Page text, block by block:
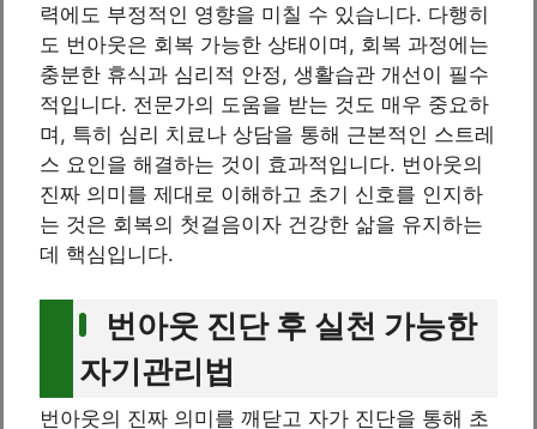
력에도 부정적인 영향을 미칠 수 있습니다. 다행히
도 번아웃은 회복 가능한 상태이며, 회복 과정에는
충분한 휴식과 심리적 안정, 생활습관 개선이 필수
적입니다. 전문가의 도움을 받는 것도 매우 중요하
며, 특히 심리 치료나 상담을 통해 근본적인 스트레
스 요인을 해결하는 것이 효과적입니다. 번아웃의
진짜 의미를 제대로 이해하고 초기 신호를 인지하
는 것은 회복의 첫걸음이자 건강한 삶을 유지하는
데 핵심입니다.
번아웃 진단 후 실천 가능한
자기관리법
번아웃의 진짜 의미를 깨닫고 자가 진단을 통해 초